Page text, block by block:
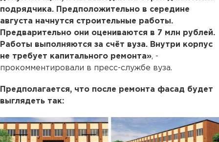
подрядчика. Предположительно в середине
августа начнутся строительные работы.
Предварительно они оцениваются в 7 млн рублей.
Работы выполняются за счёт вуза. Внутри корпус
не требует капитального ремонта», -
прокомментировали в пресс-службе вуза.
Предполагается, что после ремонта фасад будет
выглядеть так: